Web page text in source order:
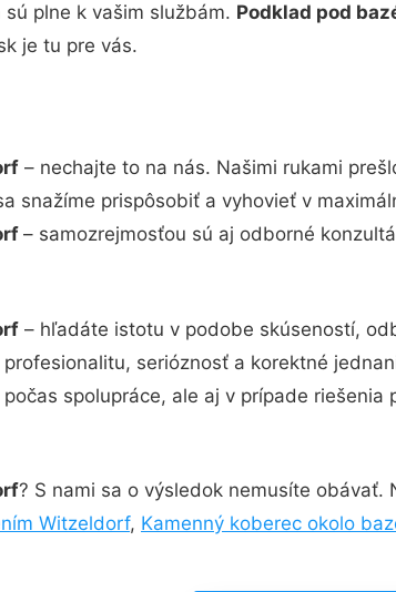
plne k vašim službám. Podklad pod
je tu pre vás.
– nechajte to na nás. Našimi rukami
snažíme prispôsobiť a vyhovieť v
– samozrejmosťou sú aj odborné
– hľadáte istotu v podobe skúseností,
serióznosť a korektné
spolupráce, ale aj v prípade
? S nami sa o výsledok nemusíte
Witzeldorf, Kamenný koberec okolo